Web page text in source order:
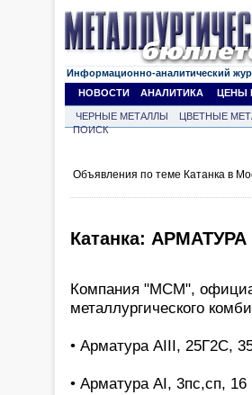
Информационно-аналитический
НОВОСТИ
АНАЛИТИКА ЦЕНЫ
ЧЕРНЫЕ МЕТАЛЛЫ ЦВЕТНЫЕ
ПОИСК
Объявления по теме Катанка в
Катанка:
Компания "МСМ",
металлургического
• Арматура АIII, 25Г2С,
• Арматура АI, 3пс,сп, 16